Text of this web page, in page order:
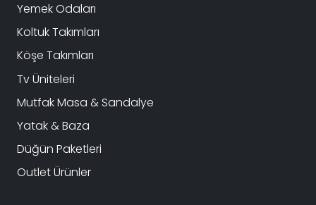
Yemek Odaları
Koltuk Takımları
Köşe Takımları
Tv Üniteleri
Mutfak Masa & Sandalye
Yatak & Baza
Düğün Paketleri
Outlet Ürünler